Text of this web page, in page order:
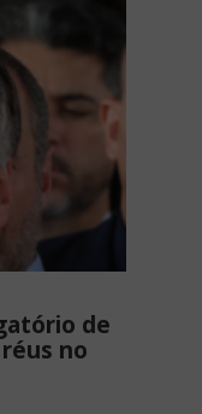
de
no